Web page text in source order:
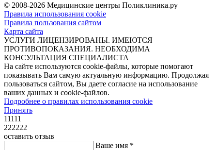
© 2008-2026 Медицинские центры Поликлиника.ру
Правила использования cookie
Правила пользования сайтом
Карта сайта
УСЛУГИ ЛИЦЕНЗИРОВАНЫ. ИМЕЮТСЯ
ПРОТИВОПОКАЗАНИЯ. НЕОБХОДИМА
КОНСУЛЬТАЦИЯ СПЕЦИАЛИСТА
На сайте используются cookie-файлы, которые помогают
показывать Вам самую актуальную информацию. Продолжая
пользоваться сайтом, Вы даете согласие на использование
ваших данных и cookie-файлов.
Подробнее о правилах использования cookie
Принять
11111
222222
оставить отзыв
Ваше имя *